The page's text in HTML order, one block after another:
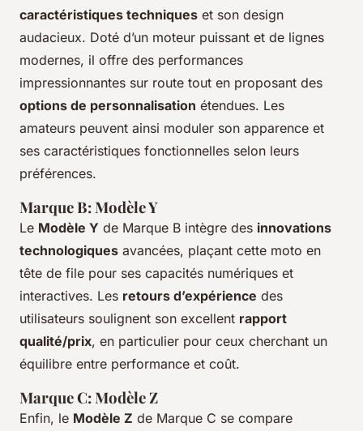
caractéristiques techniques et son design
audacieux. Doté d’un moteur puissant et de lignes
modernes, il offre des performances
impressionnantes sur route tout en proposant des
options de personnalisation étendues. Les
amateurs peuvent ainsi moduler son apparence et
ses caractéristiques fonctionnelles selon leurs
préférences.
Marque B: Modèle Y
Le Modèle Y de Marque B intègre des innovations
technologiques avancées, plaçant cette moto en
tête de file pour ses capacités numériques et
interactives. Les retours d’expérience des
utilisateurs soulignent son excellent rapport
qualité/prix, en particulier pour ceux cherchant un
équilibre entre performance et coût.
Marque C: Modèle Z
Enfin, le Modèle Z de Marque C se compare